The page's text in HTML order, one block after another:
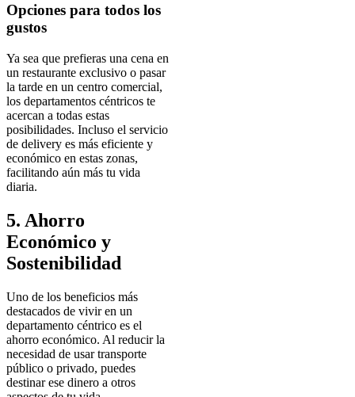
Opciones para todos los
gustos
Ya sea que prefieras una cena en
un restaurante exclusivo o pasar
la tarde en un centro comercial,
los departamentos céntricos te
acercan a todas estas
posibilidades. Incluso el servicio
de delivery es más eficiente y
económico en estas zonas,
facilitando aún más tu vida
diaria.
5. Ahorro
Económico y
Sostenibilidad
Uno de los beneficios más
destacados de vivir en un
departamento céntrico es el
ahorro económico. Al reducir la
necesidad de usar transporte
público o privado, puedes
destinar ese dinero a otros